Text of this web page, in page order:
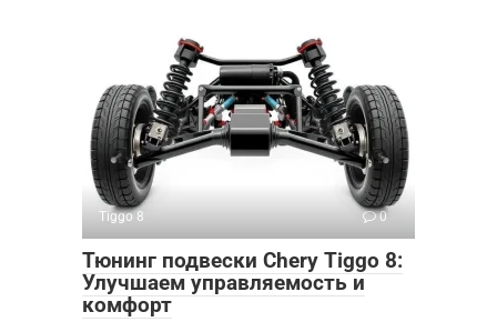
Tiggo 8 0
Тюнинг подвески Chery Tiggo 8:
Улучшаем управляемость и
комфорт